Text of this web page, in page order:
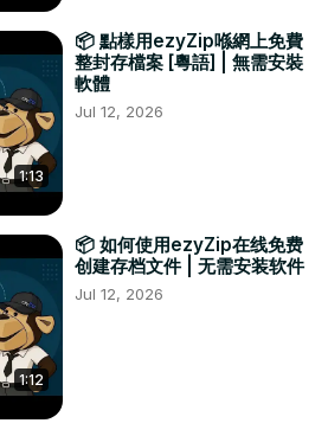
1:13
📦 點樣用ezyZip喺網上免費
整封存檔案 [粵語] | 無需安裝
軟體
Jul 12, 2026
1:12
📦 如何使用ezyZip在线免费
创建存档文件 | 无需安装软件
Jul 12, 2026